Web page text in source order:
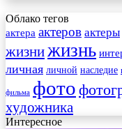
Облако тегов
актера актеров актеры
жизнижизнь
личная личной наследие
фильма фото
художника
Интересное